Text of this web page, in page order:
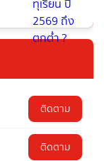
ติดตาม
ติดตาม